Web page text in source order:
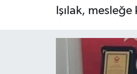
Işılak,